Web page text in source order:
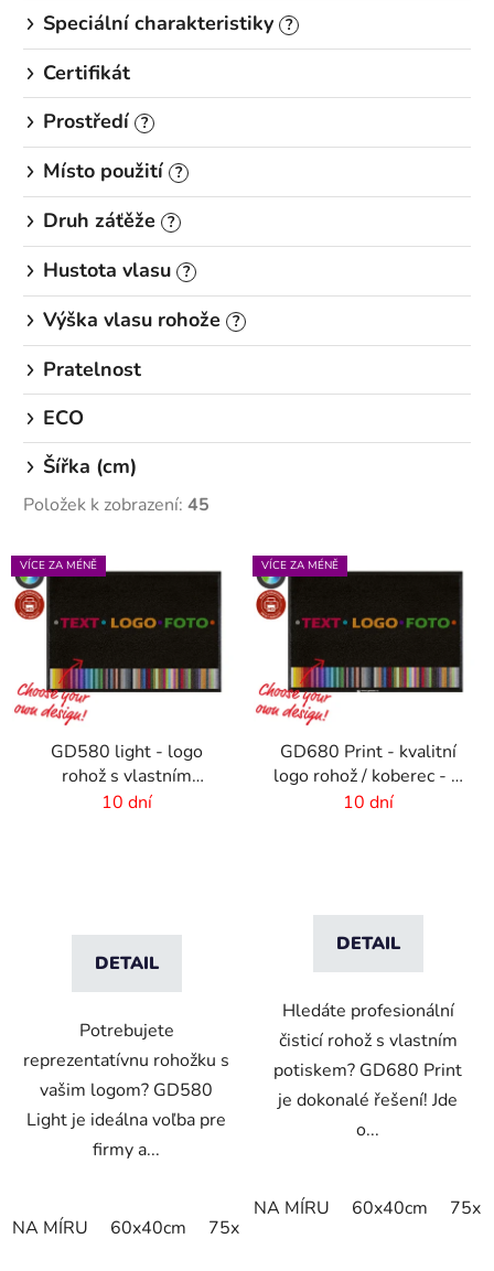
Speciální charakteristiky ?
Certifikát
Prostředí ?
Místo použití ?
Druh záťěže ?
Hustota vlasu ?
Výška vlasu rohože ?
Pratelnost
ECO
Šířka (cm)
Položek k zobrazení: 45
V
ý
p
p
VÍCE ZA MÉNĚ
GD580 light - logo
rohož s vlastním
potiskem - 6 mm vlas
10 dní
DETAIL
Potrebujete
reprezentatívnu rohožku s
vašim logom? GD580
Light je ideálna voľba pre
firmy a...
NA MÍRU 60x40cm 75x60cm
VÍCE ZA MÉNĚ
GD680 Print - kvalitní
logo rohož / koberec - 8
mm vlas
10 dní
DETAIL
Hledáte profesionální
čisticí rohož s vlastním
potiskem? GD680 Print
je dokonalé řešení! Jde
o...
NA MÍRU 60x40cm